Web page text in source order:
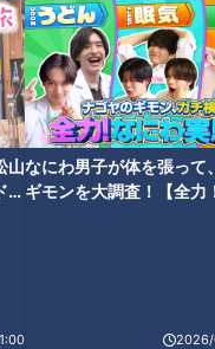
山
ラ
なにわ男子が体を張って
ギモンを大調査！【全力
2026/
んゲスト出演！CBC野球
副音声のウラガワ（榊原